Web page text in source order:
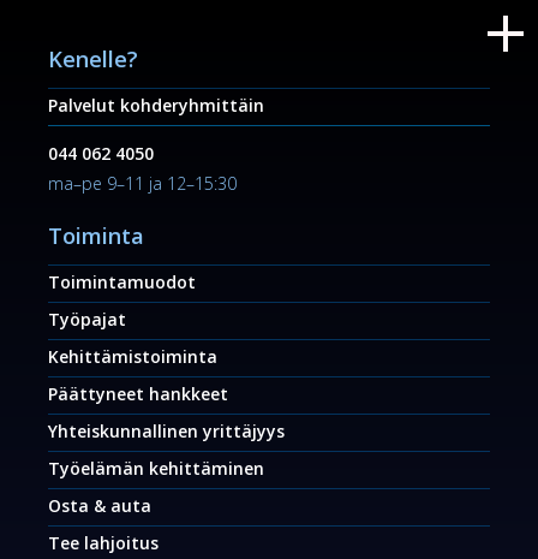
Kenelle?
Palvelut kohderyhmittäin
044 062 4050
ma–pe 9–11 ja 12–15:30
Toiminta
Toimintamuodot
Työpajat
Kehittämistoiminta
Päättyneet hankkeet
Yhteiskunnallinen yrittäjyys
Työelämän kehittäminen
Osta & auta
Tee lahjoitus